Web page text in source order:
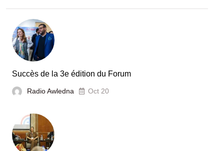
le
Tunisie
Succès de la 3e édition du Forum
Radio Awledna Oct 20